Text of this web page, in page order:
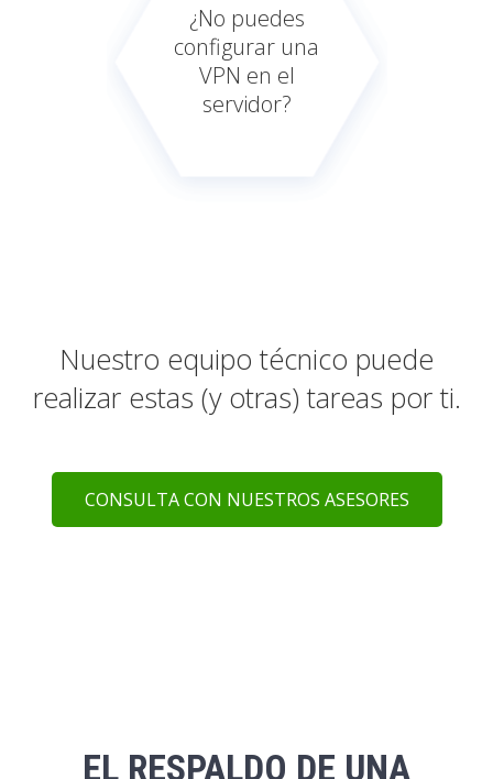
¿No puedes
configurar una
VPN en el
servidor?
Nuestro equipo técnico puede
realizar estas (y otras) tareas por ti.
CONSULTA CON NUESTROS ASESORES
EL RESPALDO DE UNA